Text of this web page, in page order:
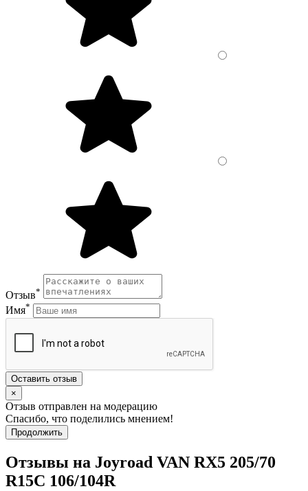
Отзыв*
Имя*
Оставить отзыв
×
Отзыв отправлен на модерацию
Спасибо, что поделились мнением!
Продолжить
Отзывы на Joyroad VAN RX5 205/70
R15C 106/104R